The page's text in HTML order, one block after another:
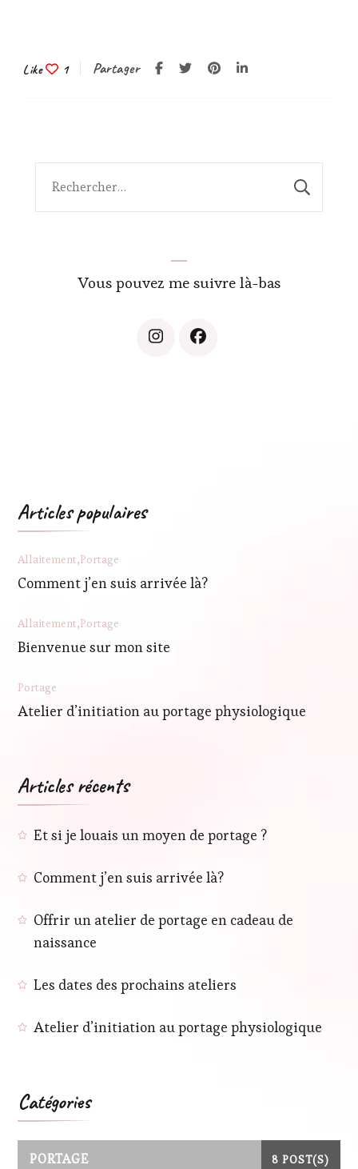
Like 1 Partager
Vous pouvez me suivre là-bas
Articles populaires
Allaitement Portage
Comment j’en suis arrivée là?
Allaitement Portage
Bienvenue sur mon site
Portage
Atelier d’initiation au portage physiologique
Articles récents
Et si je louais un moyen de portage ?
Comment j’en suis arrivée là?
Offrir un atelier de portage en cadeau de
naissance
Les dates des prochains ateliers
Atelier d’initiation au portage physiologique
Catégories
PORTAGE 8 POST(S)